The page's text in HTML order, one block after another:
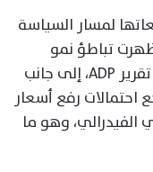
لمسار السياسة
تباطؤ نمو
وظائف القطاع الخاص الأمريكي وفق تقرير ADP، إلى جانب
احتمالات رفع أسعار
الفيدرالي، وهو ما